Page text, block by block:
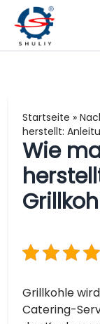
Startseite »
herstellt:
Wie
Grillkohle
Catering-